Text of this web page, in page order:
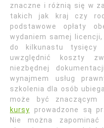
znaczne i różnią się w
takich jak kraj czy
podstawowe opłaty
wydaniem samej
do kilkunastu tysięcy
uwzględnić koszty
niezbędnej
wynajmem usług
szkolenia dla osób
może być znaczącym
kursy prowadzone są
Nie można